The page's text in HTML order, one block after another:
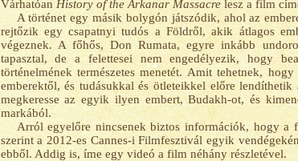
Várhatóan History of the Arkanar Massacrelesz a film
A történet egy másik bolygón játszódik, ahol az
rejtőzik egy csapatnyi tudós a Földről, akik átlagos
végeznek. A főhős, Don Rumata, egyre inkább
tapasztal, de a felettesei nem engedélyezik, hogy
történelmének természetes menetét. Amit tehetnek,
emberektől, és tudásukkal és ötleteikkel előre
megkeresse az egyik ilyen embert, Budakh-ot, és
markából.
Arról egyelőre nincsenek biztos információk, hogy
szerint a 2012-es Cannes-i Filmfesztivál egyik
ebből. Addig is, íme egy videó a film néhány részletével.